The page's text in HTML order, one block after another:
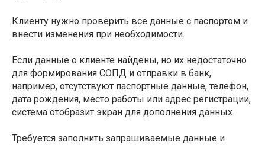
Клиенту нужно проверить все данные с паспортом и
внести изменения при необходимости.
Если данные о клиенте найдены, но их недостаточно
для формирования СОПД и отправки в банк,
например, отсутствуют паспортные данные, телефон,
дата рождения, место работы или адрес регистрации,
система отобразит экран для дополнения данных.
Требуется заполнить запрашиваемые данные и